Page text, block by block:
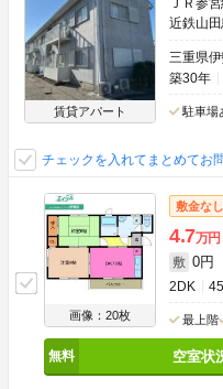
賃貸アパート
ＪＲ参
近鉄山
三重県
築30年
駐車場
チェックを入れてまとめてお
画像：20枚
敷金なし
4.7万円
敷 0円
2DK
最上階
空室状